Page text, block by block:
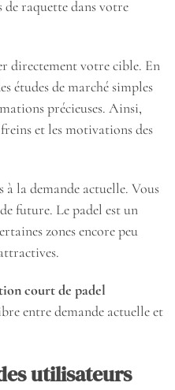
raquette dans votre
directement votre cible. En
études de marché simples
précieuses. Ainsi,
et les motivations des
à la demande actuelle. Vous
future. Le padel est un
zones encore peu
court de padel
entre demande actuelle et
utilisateurs